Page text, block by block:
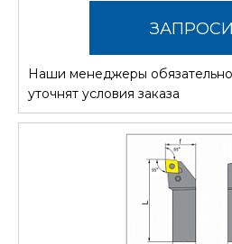
Наши менеджеры
уточнят условия заказа